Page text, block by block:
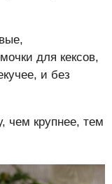
для кексов,
и без
чем крупнее, тем